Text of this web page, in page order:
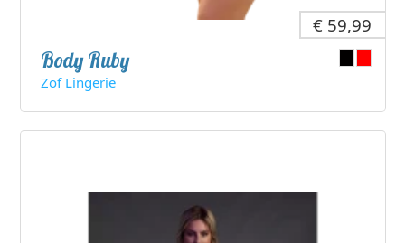
€ 59,99
Body Ruby
Zof Lingerie